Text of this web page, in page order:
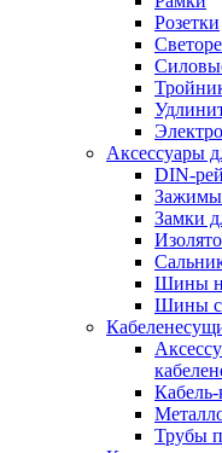
Розетки
Аксессуары
DIN-
Зажимы
Замки
Шины
Шины
Трубы